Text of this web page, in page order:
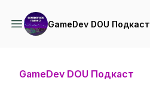
GameDev DOU Подкаст
GameDev DOU Подкаст